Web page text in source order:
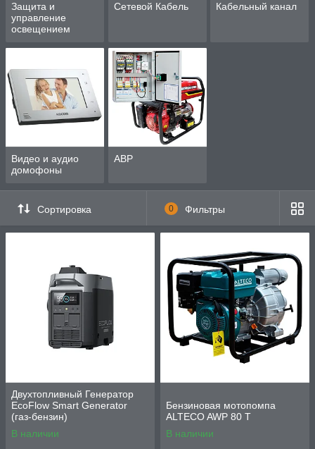
Защита и
управление
освещением
Сетевой Кабель Кабельный канал
Видео и аудио
домофоны
АВР
Сортировка 0 Фильтры
Двухтопливный Генератор
EcoFlow Smart Generator
(газ-бензин)
В наличии
Бензиновая мотопомпа
ALTECO AWP 80 T
В наличии